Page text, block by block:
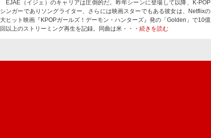
EJAE（イジェ）のキャリアは圧倒的だ。昨年シーンに登場して以降、K-POP
シンガーでありソングライター、さらには映画スターでもある彼女は、Netflixの
大ヒット映画『KPOPガールズ！デーモン・ハンターズ』発の「Golden」で10億
回以上のストリーミング再生を記録。同曲は米・・・ 続きを読む